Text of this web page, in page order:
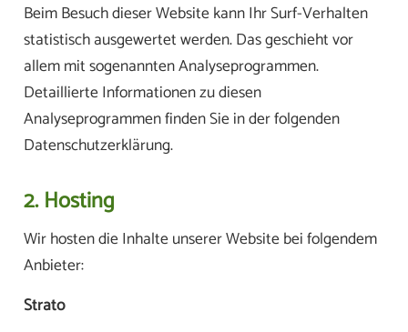
Beim Besuch dieser Website kann Ihr Surf-Verhalten
statistisch ausgewertet werden. Das geschieht vor
allem mit sogenannten Analyseprogrammen.
Detaillierte Informationen zu diesen
Analyseprogrammen finden Sie in der folgenden
Datenschutzerklärung.
2. Hosting
Wir hosten die Inhalte unserer Website bei folgendem
Anbieter:
Strato